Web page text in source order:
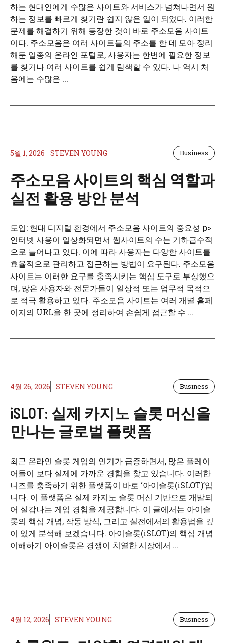
하는 현대인에게 수많은 사이트와 서비스가 넘쳐나면서 원
하는 정보를 빠르게 찾기란 쉽지 않은 일이 되었다. 이러한
문제를 해결하기 위해 등장한 것이 바로 주소모음 사이트
이다. 주소모음은 여러 사이트들의 주소를 한 데 모아 정리
해둔 일종의 온라인 포털로, 사용자는 한번에 필요한 정보
를 찾거나 여러 사이트를 쉽게 탐색할 수 있다. 나 역시 처
음에는 수많은 ...
5월 1, 2026 STEVEN YOUNG Business
주소모음 사이트의 핵심 역할과
실전 활용 방안 분석
도입: 현대 디지털 환경에서 주소모음 사이트의 중요성 p>
인터넷 사용이 일상화되면서 웹사이트의 수는 기하급수적
으로 늘어나고 있다. 이에 따라 사용자는 다양한 사이트를
효율적으로 관리하고 접근하는 방법이 요구된다. 주소모음
사이트는 이러한 요구를 충족시키는 핵심 도구로 부상했으
며, 많은 사용자와 전문가들이 일상적 또는 업무적 목적으
로 적극 활용하고 있다. 주소모음 사이트는 여러 개별 홈페
이지의 URL을 한 곳에 정리하여 손쉽게 접근할 수 ...
4월 26, 2026 STEVEN YOUNG Business
iSLOT: 실제 카지노 슬롯 머신을
만나는 글로벌 플랫폼
최근 온라인 슬롯 게임의 인기가 급증하면서, 많은 플레이
어들이 보다 실제에 가까운 경험을 찾고 있습니다. 이러한
니즈를 충족하기 위한 플랫폼이 바로 ‘아이슬롯(iSLOT)’입
니다. 이 플랫폼은 실제 카지노 슬롯 머신 기반으로 개발되
어 실감나는 게임 경험을 제공합니다. 이 글에서는 아이슬
롯의 핵심 개념, 작동 방식, 그리고 실전에서의 활용법을 깊
이 있게 분석해 보겠습니다. 아이슬롯(iSLOT)의 핵심 개념
이해하기 아이슬롯은 경쟁이 치열한 시장에서 ...
4월 12, 2026 STEVEN YOUNG Business